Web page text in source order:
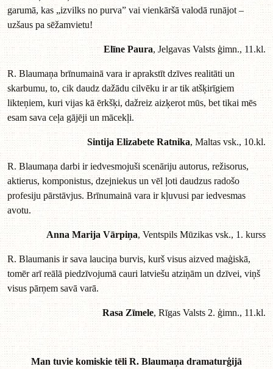
garumā, kas „izvilks no purva” vai vienkāršā valodā runājot –
uzšaus pa sēžamvietu!
Elīne Paura, Jelgavas Valsts ģimn., 11.kl.
R. Blaumaņa brīnumainā vara ir aprakstīt dzīves realitāti un
skarbumu, to, cik daudz dažādu cilvēku ir ar tik atšķirīgiem
likteņiem, kuri vijas kā ērkšķi, dažreiz aizķerot mūs, bet tikai mēs
esam sava ceļa gājēji un mācekļi.
Sintija Elizabete Ratnika, Maltas vsk., 10.kl.
R. Blaumaņa darbi ir iedvesmojuši scenāriju autorus, režisorus,
aktierus, komponistus, dzejniekus un vēl ļoti daudzus radošo
profesiju pārstāvjus. Brīnumainā vara ir kļuvusi par iedvesmas
avotu.
Anna Marija Vārpiņa, Ventspils Mūzikas vsk., 1. kurss
R. Blaumanis ir sava lauciņa burvis, kurš visus aizved maģiskā,
tomēr arī reālā piedzīvojumā cauri latviešu atziņām un dzīvei, viņš
visus pārņem savā varā.
Rasa Zīmele, Rīgas Valsts 2. ģimn., 11.kl.
Man tuvie komiskie tēli R. Blaumaņa dramaturģijā